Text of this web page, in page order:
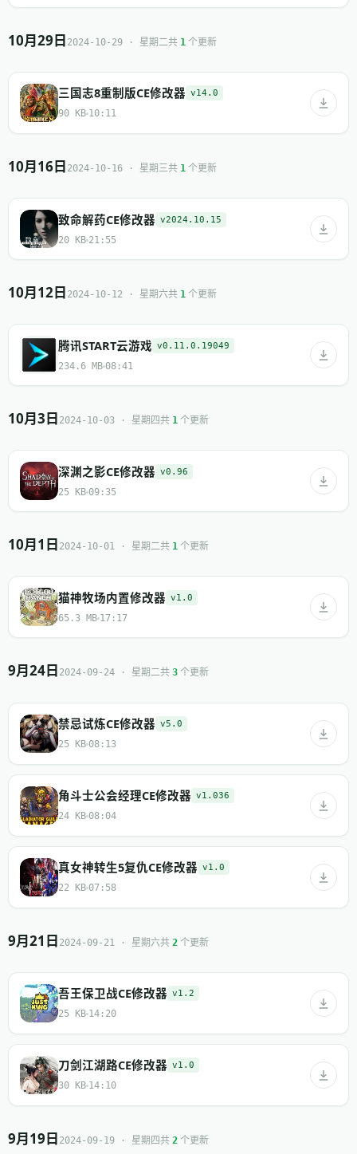
10月29日 2024-10-29 · 星期二共 1 个更新
三国志8重制版CE修改器 v14.0
90 KB 10:11
10月16日 2024-10-16 · 星期三共 1 个更新
致命解药CE修改器 v2024.10.15
20 KB 21:55
10月12日 2024-10-12 · 星期六共 1 个更新
腾讯START云游戏 v0.11.0.19049
234.6 MB 08:41
10月3日 2024-10-03 · 星期四共 1 个更新
深渊之影CE修改器 v0.96
25 KB 09:35
10月1日 2024-10-01 · 星期二共 1 个更新
猫神牧场内置修改器 v1.0
65.3 MB 17:17
9月24日 2024-09-24 · 星期二共 3 个更新
禁忌试炼CE修改器 v5.0
25 KB 08:13
角斗士公会经理CE修改器 v1.036
24 KB 08:04
真女神转生5复仇CE修改器 v1.0
22 KB 07:58
9月21日 2024-09-21 · 星期六共 2 个更新
吾王保卫战CE修改器 v1.2
25 KB 14:20
刀剑江湖路CE修改器 v1.0
30 KB 14:10
9月19日 2024-09-19 · 星期四共 2 个更新